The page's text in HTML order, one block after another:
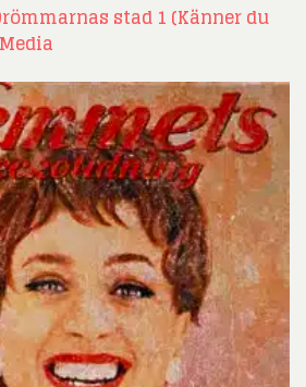
stad 1 (Känner du